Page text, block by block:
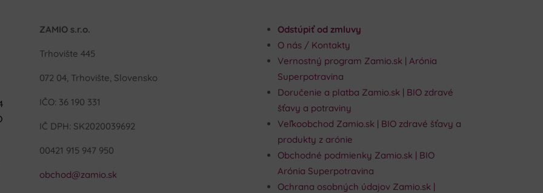
ZAMIO s.r.o.
Trhovište 445
072 04, Trhovište, Slovensko
IČO: 36 190 331
IČ DPH: SK2020039692
00421 915 947 950
obchod@zamio.sk
Odstúpiť od zmluvy
O nás / Kontakty
Vernostný program Zamio.sk | Arónia
Superpotravina
Doručenie a platba Zamio.sk | BIO zdravé
šťavy a potraviny
Veľkoobchod Zamio.sk | BIO zdravé šťavy a
produkty z arónie
Obchodné podmienky Zamio.sk | BIO
Arónia Superpotravina
Ochrana osobných údajov Zamio.sk |